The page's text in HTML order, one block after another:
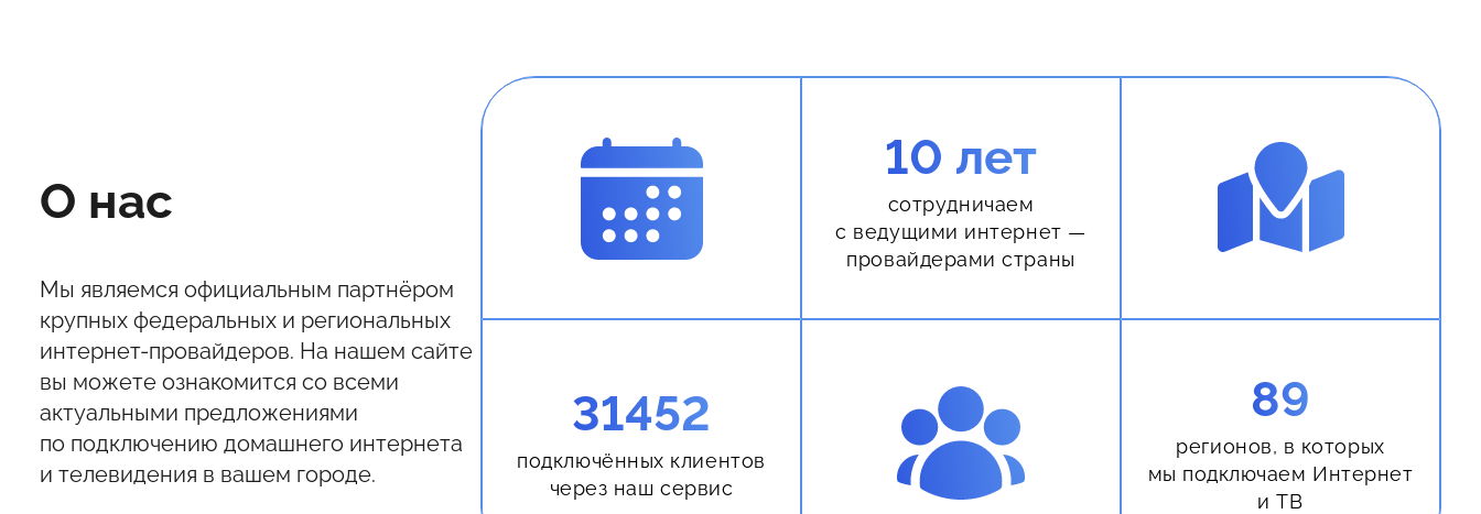
О нас
Мы являемся официальным партнёром
крупных федеральных и региональных
интернет-провайдеров. На нашем сайте
вы можете ознакомится со всеми
актуальными предложениями
по подключению домашнего интернета
и телевидения в вашем городе.
10 лет
сотрудничаем
с ведущими интернет —
провайдерами страны
31452
подключённых клиентов
через наш сервис
89
регионов, в которых
мы подключаем Интернет
и ТВ